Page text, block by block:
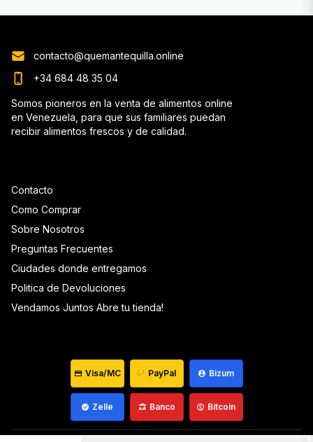
Contacto
Como Comprar
Sobre Nosotros
Preguntas Frecuentes
Ciudades donde entregamos
Politica de Devoluciones
Vendamos Juntos Abre tu tienda!
contacto@quemantequilla.online
+34 684 48 35 04
Somos pioneros en la venta de alimentos online
en Venezuela, para que sus familiares puedan
recibir alimentos frescos y de calidad.
Visa/MC PayPal Bizum
Zelle Banco Bitcoin